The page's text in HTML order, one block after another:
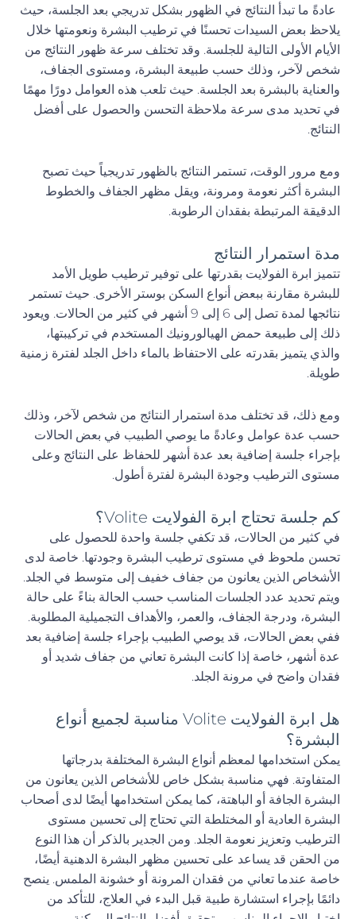
عادةً ما تبدأ النتائج في الظهور بشكل تدريجي بعد الجلسة، حيث
يلاحظ بعض السيدات تحسنًا في ترطيب البشرة ونعومتها خلال
الأيام الأولى التالية للجلسة. وقد تختلف سرعة ظهور النتائج من
شخص لآخر، وذلك حسب طبيعة البشرة، ومستوى الجفاف،
والعناية بالبشرة بعد الجلسة. حيث تلعب هذه العوامل دورًا مهمًا
في تحديد مدى سرعة ملاحظة التحسن والحصول على أفضل
النتائج.
ومع مرور الوقت، تستمر النتائج بالظهور تدريجياً حيث تصبح
البشرة أكثر نعومة ومرونة، ويقل مظهر الجفاف والخطوط
الدقيقة المرتبطة بفقدان الرطوبة.
مدة استمرار النتائج
تتميز ابرة الفولايت بقدرتها على توفير ترطيب طويل الأمد
للبشرة مقارنة ببعض أنواع السكن بوستر الأخرى. حيث تستمر
نتائجها لمدة تصل إلى 6 إلى 9 أشهر في كثير من الحالات. ويعود
ذلك إلى طبيعة حمض الهيالورونيك المستخدم في تركيبتها،
والذي يتميز بقدرته على الاحتفاظ بالماء داخل الجلد لفترة زمنية
طويلة.
ومع ذلك، قد تختلف مدة استمرار النتائج من شخص لآخر، وذلك
حسب عدة عوامل وعادةً ما يوصي الطبيب في بعض الحالات
بإجراء جلسة إضافية بعد عدة أشهر للحفاظ على النتائج وعلى
مستوى الترطيب وجودة البشرة لفترة أطول.
كم جلسة تحتاج ابرة الفولايت Volite؟
في كثير من الحالات، قد تكفي جلسة واحدة للحصول على
تحسن ملحوظ في مستوى ترطيب البشرة وجودتها. خاصة لدى
الأشخاص الذين يعانون من جفاف خفيف إلى متوسط في الجلد.
ويتم تحديد عدد الجلسات المناسب حسب الحالة بناءً على حالة
البشرة، ودرجة الجفاف، والعمر، والأهداف التجميلية المطلوبة.
ففي بعض الحالات، قد يوصي الطبيب بإجراء جلسة إضافية بعد
عدة أشهر، خاصة إذا كانت البشرة تعاني من جفاف شديد أو
فقدان واضح في مرونة الجلد.
هل ابرة الفولايت Volite مناسبة لجميع أنواع
البشرة؟
يمكن استخدامها لمعظم أنواع البشرة المختلفة بدرجاتها
المتفاوتة. فهي مناسبة بشكل خاص للأشخاص الذين يعانون من
البشرة الجافة أو الباهتة، كما يمكن استخدامها أيضًا لدى أصحاب
البشرة العادية أو المختلطة التي تحتاج إلى تحسين مستوى
الترطيب وتعزيز نعومة الجلد. ومن الجدير بالذكر أن هذا النوع
من الحقن قد يساعد على تحسين مظهر البشرة الدهنية أيضًا،
خاصة عندما تعاني من فقدان المرونة أو خشونة الملمس. ينصح
دائمًا بإجراء استشارة طبية قبل البدء في العلاج، للتأكد من